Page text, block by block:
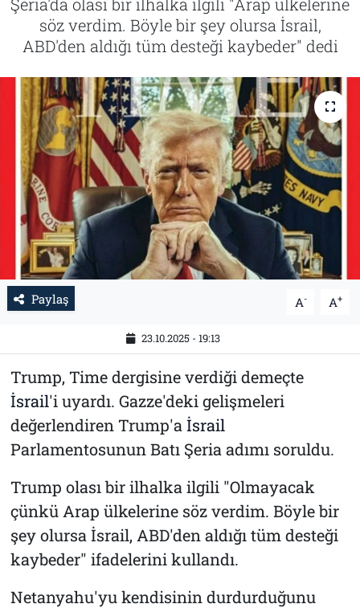
Şeria'da olası bir ilhalka ilgili "Arap ülkelerine
söz verdim. Böyle bir şey olursa İsrail,
ABD'den aldığı tüm desteği kaybeder" dedi
Paylaş A- A+
23.10.2025 - 19:13
Trump, Time dergisine verdiği demeçte
İsrail'i uyardı. Gazze'deki gelişmeleri
değerlendiren Trump'a İsrail
Parlamentosunun Batı Şeria adımı soruldu.
Trump olası bir ilhalka ilgili "Olmayacak
çünkü Arap ülkelerine söz verdim. Böyle bir
şey olursa İsrail, ABD'den aldığı tüm desteği
kaybeder" ifadelerini kullandı.
Netanyahu'yu kendisinin durdurduğunu
Tarih
İletişim